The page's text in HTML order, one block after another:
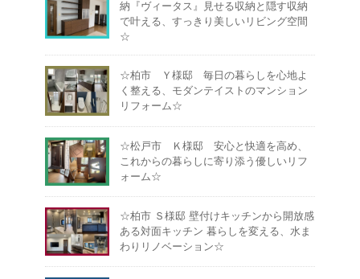
納『ヴィータス』見せる収納と隠す収納
で叶える、すっきり美しいリビング空間
☆
☆柏市 Ｙ様邸 毎日の暮らしを心地よ
く整える、モダンテイストのマンション
リフォーム☆
☆松戸市 Ｋ様邸 安心と快適を高め、
これからの暮らしに寄り添う優しいリフ
ォーム☆
☆柏市 Ｓ様邸 壁付けキッチンから開放感
ある対面キッチン 暮らしを変える、水ま
わりリノベーション☆